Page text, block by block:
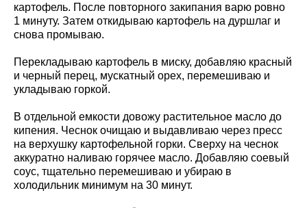
картофель. После повторного закипания варю ровно
1 минуту. Затем откидываю картофель на дуршлаг и
снова промываю.
Перекладываю картофель в миску, добавляю красный
и черный перец, мускатный орех, перемешиваю и
укладываю горкой.
В отдельной емкости довожу растительное масло до
кипения. Чеснок очищаю и выдавливаю через пресс
на верхушку картофельной горки. Сверху на чеснок
аккуратно наливаю горячее масло. Добавляю соевый
соус, тщательно перемешиваю и убираю в
холодильник минимум на 30 минут.